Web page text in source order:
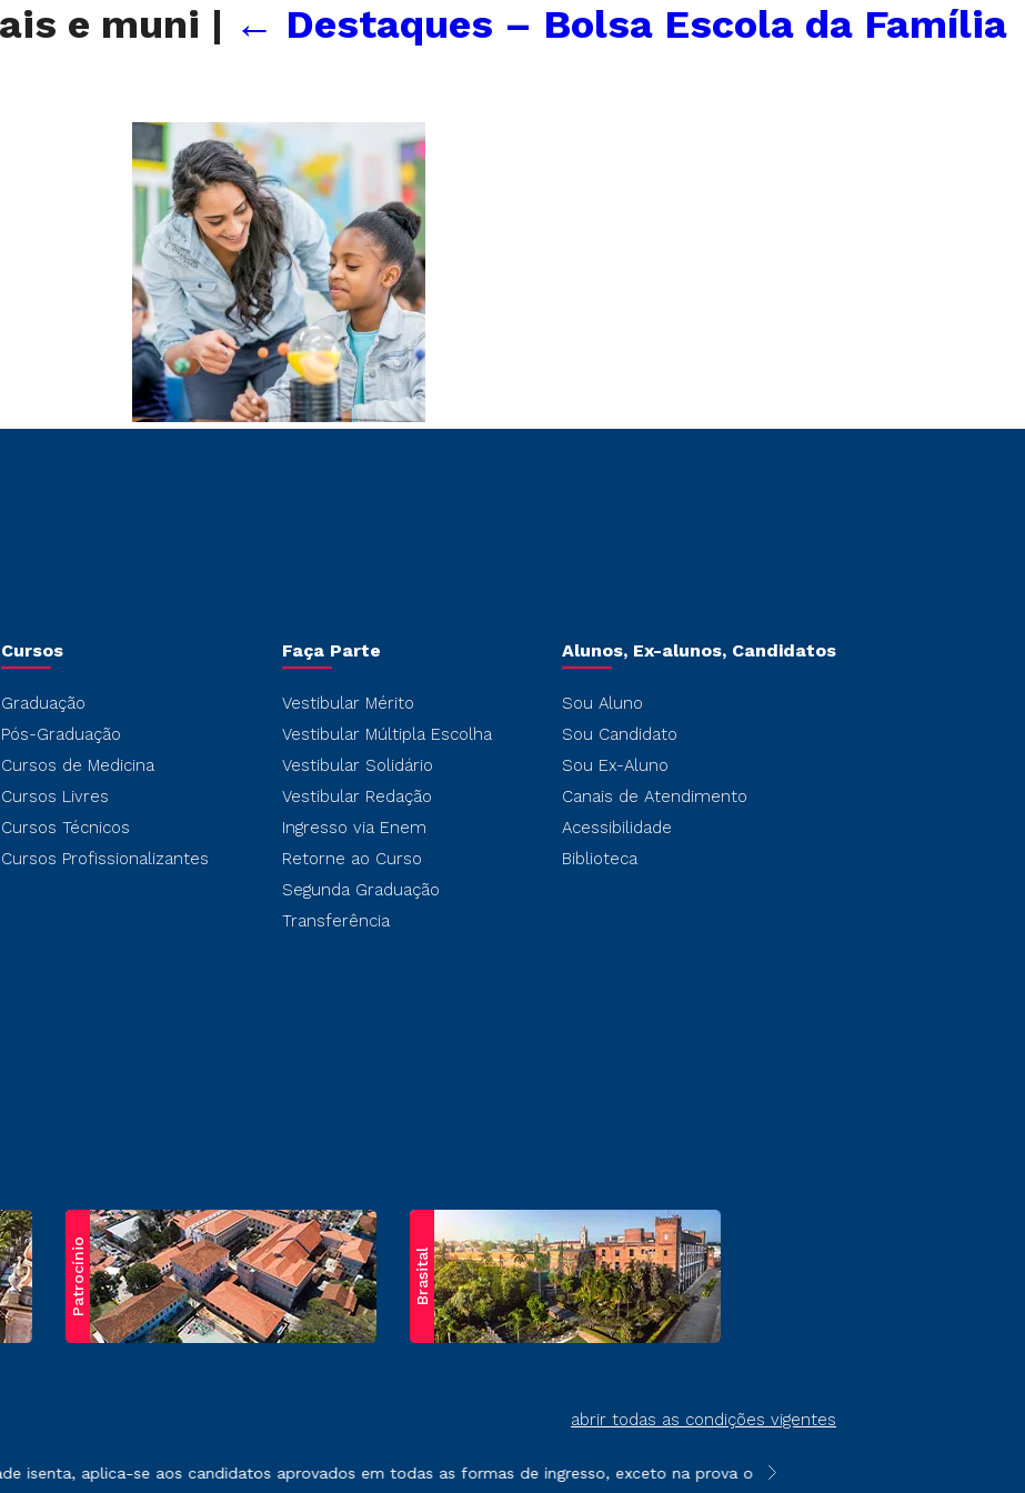
e muni | ← Destaques – Bolsa Escola da Família
Cursos
Graduação
Pós-Graduação
Cursos de Medicina
Cursos Livres
Cursos Técnicos
Cursos Profissionalizantes
Faça Parte
Vestibular Mérito
Vestibular Múltipla Escolha
Vestibular Solidário
Vestibular Redação
Ingresso via Enem
Retorne ao Curso
Segunda Graduação
Transferência
Alunos, Ex-alunos, Candidatos
Sou Aluno
Sou Candidato
Sou Ex-Aluno
Canais de Atendimento
Acessibilidade
Biblioteca
Patrocínio Brasital
abrir todas as condições vigentes
exposto no contrato de prestação de serviços.
isenta, aplica-se aos candidatos aprovados em todas as formas de ingresso, exceto na prova on-line ou agendada, que ofertam
**Semipresencial é um formato do